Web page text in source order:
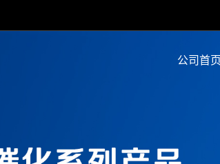
公司首页